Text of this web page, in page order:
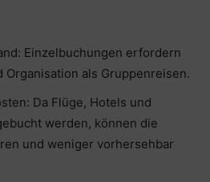
Einzelbuchungen erfordern
Organisation als Gruppenreisen.
Da Flüge, Hotels und
werden, können die
und weniger vorhersehbar